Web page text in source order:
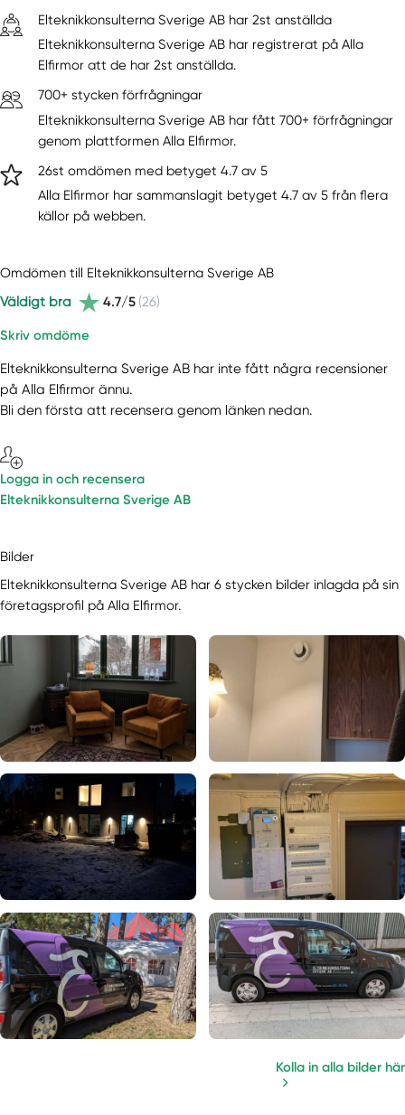
Elteknikkonsulterna Sverige AB har 2st anställda
Elteknikkonsulterna Sverige AB har registrerat på Alla
Elfirmor att de har 2st anställda.
700+ stycken förfrågningar
Elteknikkonsulterna Sverige AB har fått 700+ förfrågningar
genom plattformen Alla Elfirmor.
26st omdömen med betyget 4.7 av 5
Alla Elfirmor har sammanslagit betyget 4.7 av 5 från flera
källor på webben.
Omdömen till Elteknikkonsulterna Sverige AB
Väldigt bra
4.7/5 (26)
Skriv omdöme
Elteknikkonsulterna Sverige AB har inte fått några recensioner
på Alla Elfirmor ännu.
Bli den första att recensera genom länken nedan.
Logga in och recensera
Elteknikkonsulterna Sverige AB
Bilder
Elteknikkonsulterna Sverige AB har 6 stycken bilder inlagda på sin
företagsprofil på Alla Elfirmor.
Kolla in alla bilder här